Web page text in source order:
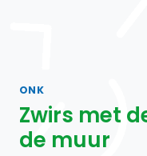
ONK
Zwirs met
de muur